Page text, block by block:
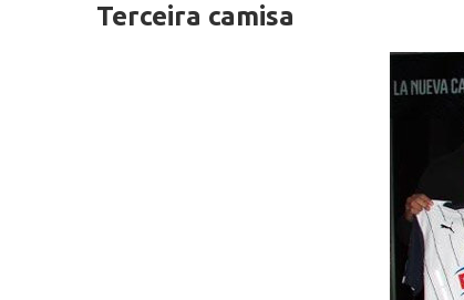
Terceira camisa